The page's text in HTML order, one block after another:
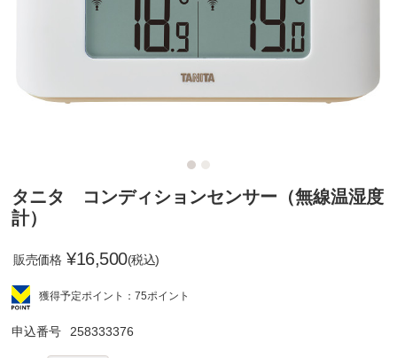
タニタ コンディションセンサー（無線温湿度
計）
販売価格 ¥16,500(税込)
獲得予定ポイント：75ポイント
申込番号 258333376